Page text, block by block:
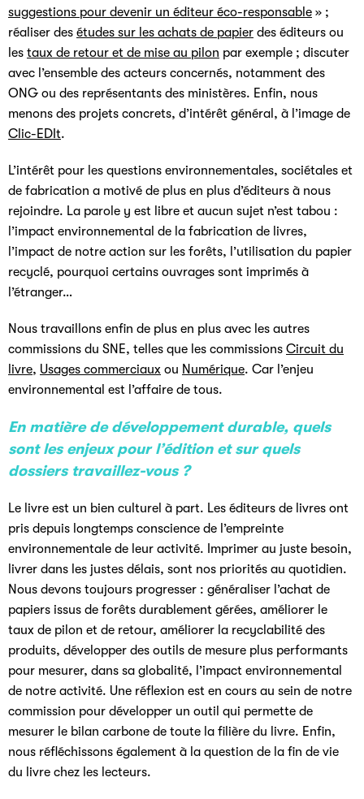
suggestions pour devenir un éditeur éco-responsable » ;
réaliser des études sur les achats de papier des éditeurs ou
les taux de retour et de mise au pilon par exemple ; discuter
avec l’ensemble des acteurs concernés, notamment des
ONG ou des représentants des ministères. Enfin, nous
menons des projets concrets, d’intérêt général, à l’image de
Clic-EDIt.
L’intérêt pour les questions environnementales, sociétales et
de fabrication a motivé de plus en plus d’éditeurs à nous
rejoindre. La parole y est libre et aucun sujet n’est tabou :
l’impact environnemental de la fabrication de livres,
l’impact de notre action sur les forêts, l’utilisation du papier
recyclé, pourquoi certains ouvrages sont imprimés à
l’étranger…
Nous travaillons enfin de plus en plus avec les autres
commissions du SNE, telles que les commissions Circuit du
livre, Usages commerciaux ou Numérique. Car l’enjeu
environnemental est l’affaire de tous.
En matière de développement durable, quels
sont les enjeux pour l’édition et sur quels
dossiers travaillez-vous ?
Le livre est un bien culturel à part. Les éditeurs de livres ont
pris depuis longtemps conscience de l’empreinte
environnementale de leur activité. Imprimer au juste besoin,
livrer dans les justes délais, sont nos priorités au quotidien.
Nous devons toujours progresser : généraliser l’achat de
papiers issus de forêts durablement gérées, améliorer le
taux de pilon et de retour, améliorer la recyclabilité des
produits, développer des outils de mesure plus performants
pour mesurer, dans sa globalité, l’impact environnemental
de notre activité. Une réflexion est en cours au sein de notre
commission pour développer un outil qui permette de
mesurer le bilan carbone de toute la filière du livre. Enfin,
nous réfléchissons également à la question de la fin de vie
du livre chez les lecteurs.